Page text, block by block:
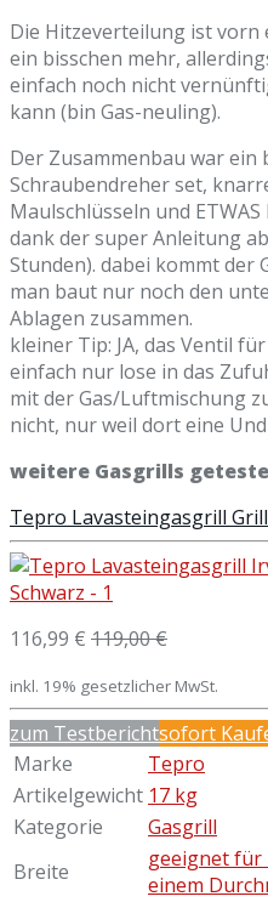
Die Hitzeverteilung ist vorn
ein bisschen mehr,
einfach noch nicht
kann (bin Gas-neuling).
Der Zusammenbau war
Schraubendreher set,
Maulschlüsseln und
dank der super Anleitung
Stunden). dabei kommt
man baut nur noch den
Ablagen zusammen.
kleiner Tip: JA, das Ventil
einfach nur lose in das
mit der Gas/Luftmischung
nicht, nur weil dort eine
weitere Gasgrills
Tepro Lavasteingasgrill
116,99 € 119,00 €
inkl. 19% gesetzlicher MwSt.
zum Testberichtsofort
Marke
Tepro
Artikelgewicht 17 kg
Kategorie
Gasgrill
Breite
geeignet für
einem